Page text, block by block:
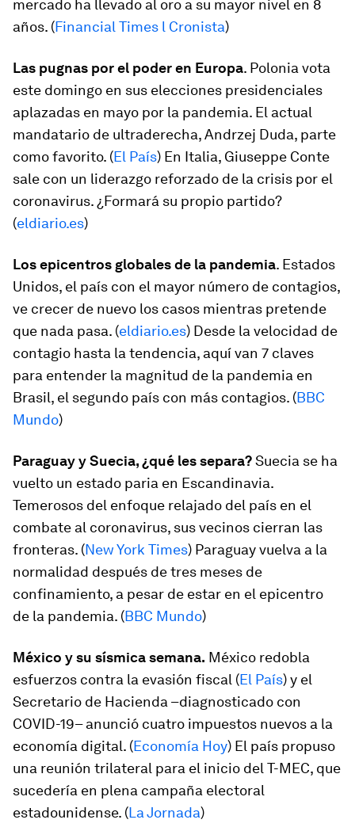
mercado ha llevado al oro a su mayor nivel en 8
años. (Financial Times l Cronista)
Las pugnas por el poder en Europa. Polonia vota
este domingo en sus elecciones presidenciales
aplazadas en mayo por la pandemia. El actual
mandatario de ultraderecha, Andrzej Duda, parte
como favorito. (El País) En Italia, Giuseppe Conte
sale con un liderazgo reforzado de la crisis por el
coronavirus. ¿Formará su propio partido?
(eldiario.es)
Los epicentros globales de la pandemia. Estados
Unidos, el país con el mayor número de contagios,
ve crecer de nuevo los casos mientras pretende
que nada pasa. (eldiario.es) Desde la velocidad de
contagio hasta la tendencia, aquí van 7 claves
para entender la magnitud de la pandemia en
Brasil, el segundo país con más contagios. (BBC
Mundo)
Paraguay y Suecia, ¿qué les separa?Suecia se ha
vuelto un estado paria en Escandinavia.
Temerosos del enfoque relajado del país en el
combate al coronavirus, sus vecinos cierran las
fronteras. (New York Times) Paraguay vuelva a la
normalidad después de tres meses de
confinamiento, a pesar de estar en el epicentro
de la pandemia. (BBC Mundo)
México y su sísmica semana. México redobla
esfuerzos contra la evasión fiscal (El País) y el
Secretario de Hacienda –diagnosticado con
COVID-19– anunció cuatro impuestos nuevos a la
economía digital. (Economía Hoy) El país propuso
una reunión trilateral para el inicio del T-MEC, que
sucedería en plena campaña electoral
estadounidense. (La Jornada)